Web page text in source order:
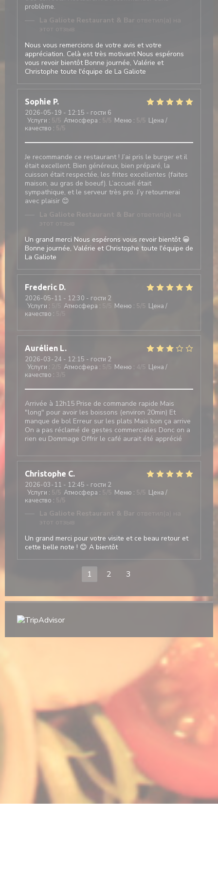
в новом окне))
problème.
La Galiote Restaurant & Bar ответил(а) на
этот отзыв
Nous vous remercions de votre avis et votre
appréciation. Celà est très motivant Nous espérons
vous revoir bientôt Bonne journée, Valérie et
Christophe toute l'équipe de La Galiote
Sophie P
2026-05-19 - 12:15 - гости 6
Услуги : 5/5 Атмосфера : 5/5 Меню : 5/5 Цена /
качество : 5/5
Je recommande ce restaurant ! J’ai pris le burger et il
était excellent. Bien généreux, bien préparé, la
cuisson était respectée, les frites excellentes (faites
maison, au gras de boeuf). L’accueil était
sympathique, et le serveur très pro. J’y retournerai
avec plaisir 😊
La Galiote Restaurant & Bar ответил(а) на
этот отзыв
Un grand merci Nous espérons vous revoir bientôt 😀
Bonne journée, Valérie et Christophe toute l'équipe de
La Galiote
Frederic D
2026-05-11 - 12:30 - гости 2
Услуги : Атмосфера : Меню : 5 /5 Цена /
качество :
Aurélien L
2026-03-24 - 12:15 - гости 2
Услуги : Атмосфера : Меню :
Цена /
качество :
Arrivée à 12h15 Prise de commande rapide Mais
"long" pour avoir les boissons (environ 20min) Et
manque de bol Erreur sur les plats Mais bon ça arrive
On a pas réclamé de gestes commerciales Donc on a
rien eu Dommage Offrir le café aurait été apprécié
Christophe C
2026-03-11 - 12:45 - гости 2
Услуги : 5 /5 Атмосфера : 5 /5 Меню :
Цена /
качество : 5/5
La Galiote Restaurant & Bar ответил(а) на
этот отзыв
Un grand merci pour votre visite et ce beau retour et
cette belle note ! 😊 A bientôt
1 2 3